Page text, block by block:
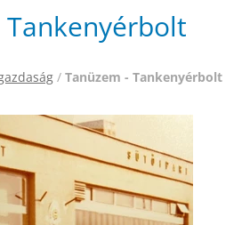
/ Tanüzem - Tankenyérbolt